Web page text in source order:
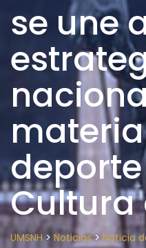
se une
Cultura
UMSNH> Noticias>Noticia